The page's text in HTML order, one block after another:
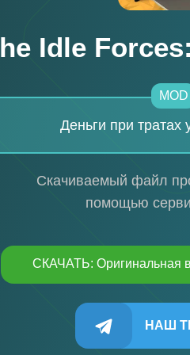
Idle
MOD
Деньги при тратах
Скачиваемый файл
помощью
СКАЧАТЬ: Оригинальная
НАШ